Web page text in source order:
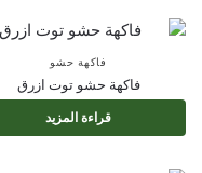
فاكهة حشو
فاكهة حشو توت ازرق
قراءة المزيد